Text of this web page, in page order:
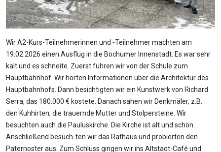
Wir A2-Kurs-Teilnehmerinnen und -Teilnehmer machten am
19.02.2026 einen Ausflug in die Bochumer Innenstadt. Es war sehr
kalt und es schneite. Zuerst fuhren wir von der Schule zum
Hauptbahnhof. Wir hörten Informationen über die Architektur des
Hauptbahnhofs. Dann besichtigten wir ein Kunstwerk von Richard
Serra, das 180.000 € kostete. Danach sahen wir Denkmäler, z.B.
den Kuhhirten, die trauernde Mutter und Stolpersteine. Wir
besuchten auch die Pauluskirche. Die Kirche ist alt und schön.
Anschließend besuch-ten wir das Rathaus und probierten den
Paternoster aus. Zum Schluss gingen wir ins Altstadt-Café und